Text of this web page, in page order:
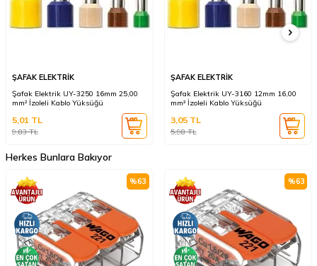
ŞAFAK ELEKTRİK
Şafak Elektrik UY-3250 16mm 25,00
mm² İzoleli Kablo Yüksüğü
9,83TL
5,01 TL
ŞAFAK ELEKTRİK
Şafak Elektrik UY-3160 12mm 16,00
mm² İzoleli Kablo Yüksüğü
5,98TL
3,05TL
Herkes Bunlara Bakıyor
%63 %63